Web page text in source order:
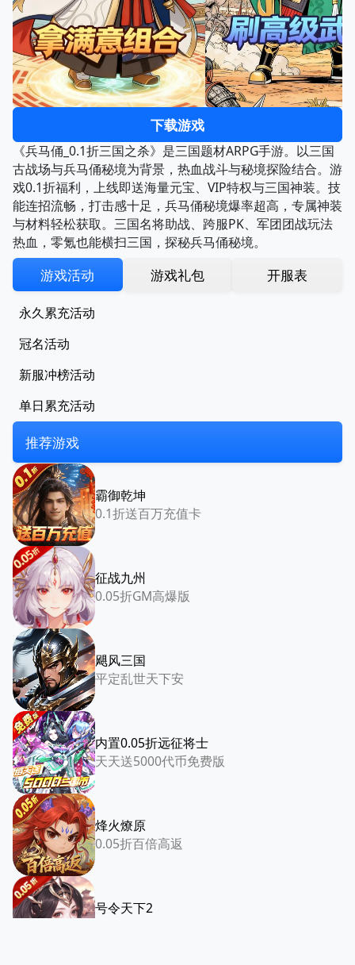
下载游戏
《兵马俑_0.1折三国之杀》是三国题材ARPG手游。以三国
古战场与兵马俑秘境为背景，热血战斗与秘境探险结合。游
戏0.1折福利，上线即送海量元宝、VIP特权与三国神装。技
能连招流畅，打击感十足，兵马俑秘境爆率超高，专属神装
与材料轻松获取。三国名将助战、跨服PK、军团团战玩法
热血，零氪也能横扫三国，探秘兵马俑秘境。
游戏活动 游戏礼包 开服表
永久累充活动
冠名活动
新服冲榜活动
单日累充活动
推荐游戏
霸御乾坤
0.1折送百万充值卡
征战九州
0.05折GM高爆版
飓风三国
平定乱世天下安
内置0.05折远征将士
天天送5000代币免费版
烽火燎原
0.05折百倍高返
号令天下2